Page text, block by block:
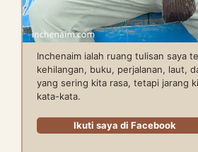
Inchenaim ialah ruang tulisan saya
kehilangan, buku, perjalanan, laut,
yang sering kita rasa, tetapi jarang
kata-kata.
Ikuti saya di Facebook